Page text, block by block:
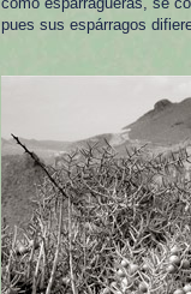
pues sus espárragos